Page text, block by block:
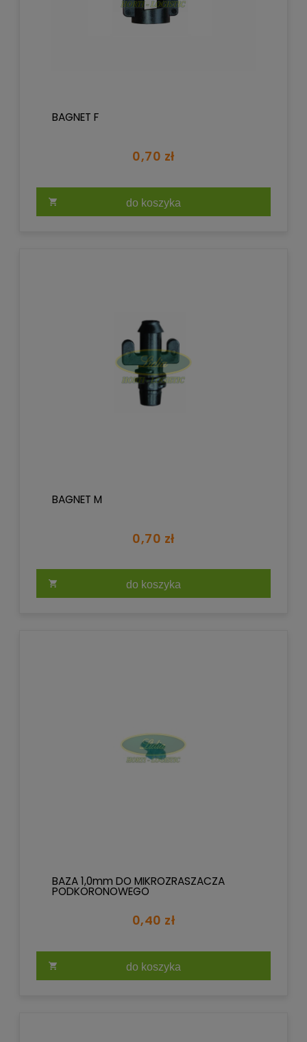
BAGNET F
0,70 zł
do koszyka
BAGNET M
0,70 zł
do koszyka
BAZA 1,0mm DO MIKROZRASZACZA
PODKORONOWEGO
0,40 zł
do koszyka